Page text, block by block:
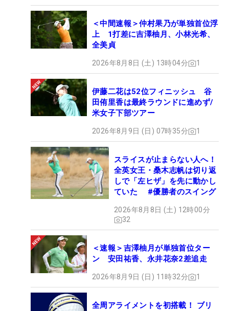
＜中間速報＞仲村果乃が単独首位浮
上 1打差に吉澤柚月、小林光希、
全美貞
2026年8月8日 (土) 13時04分 1
伊藤二花は52位フィニッシュ 谷
田侑里香は最終ラウンドに進めず/
米女子下部ツアー
2026年8月9日 (日) 07時35分 1
スライスが止まらない人へ！
全英女王・桑木志帆は切り返
しで「左ヒザ」を先に動かし
ていた #優勝者のスイング
2026年8月8日 (土) 12時00分
32
＜速報＞吉澤柚月が単独首位ター
ン 安田祐香、永井花奈2差追走
2026年8月9日 (日) 11時32分 1
全周アライメントを初搭載！ ブリ